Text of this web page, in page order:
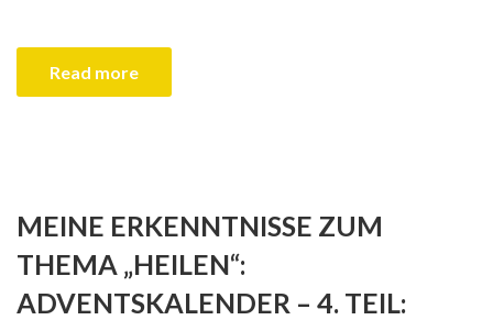
Read more
MEINE ERKENNTNISSE ZUM
THEMA „HEILEN“:
ADVENTSKALENDER – 4. TEIL: